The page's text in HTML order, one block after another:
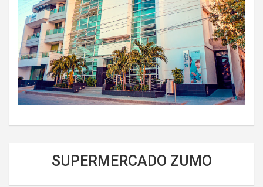
SUPERMERCADO ZUMO